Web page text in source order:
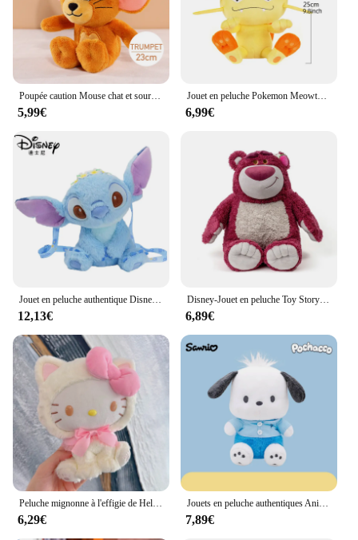
Poupée caution Mouse chat et souris en peluche, jouet de dessin animé mignon, câlin authentique, cadeaux pour filles
5,99€
Jouet en peluche Pokemon Meowth Kawaii pour enfants, dessin animé mignon, beurre en peluche, cadeau d'anniversaire
6,99€
Jouet en peluche authentique Disney Stitch pour enfants, jouets en peluche Anime CAN o & Stitch, dessin animé Kawaii, oreiller mignon, jouets beurre, cadeau d'anniversaire, 25-30cm
12,13€
Disney-Jouet en peluche Toy Story pour enfants, Kawaii Lotso, dessin animé mignon, décoration de la maison, cadeau de Noël, beurre
6,89€
Peluche mignonne à l'effigie de Hellokitty Kuromi, jouet doux, idéal comme cadeau d'anniversaire pour une petite amie ou un enfant
6,29€
Jouets en peluche authentiques Anime Sanurgente Pochacco pour enfants, jouets en peluche mignons, poupées d'oreiller Kawaii, cadeaux d'anniversaire pour filles
7,89€